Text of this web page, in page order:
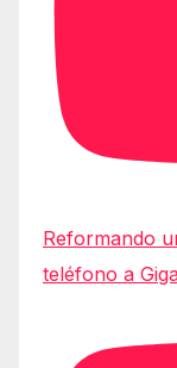
Reformando
teléfono a